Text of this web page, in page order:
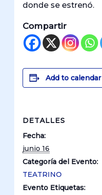
donde se estrenó.
Compartir
Add to calendar
DETALLES
Fecha:
junio 16
Categoría del Evento:
TEATRINO
Evento Etiquetas: